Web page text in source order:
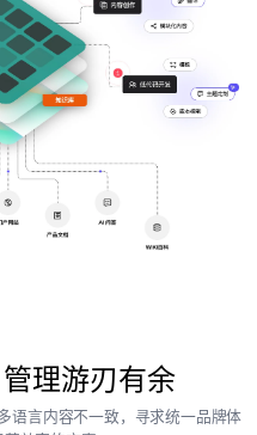
理游刃有余
语言内容不一致，寻求统一品牌体